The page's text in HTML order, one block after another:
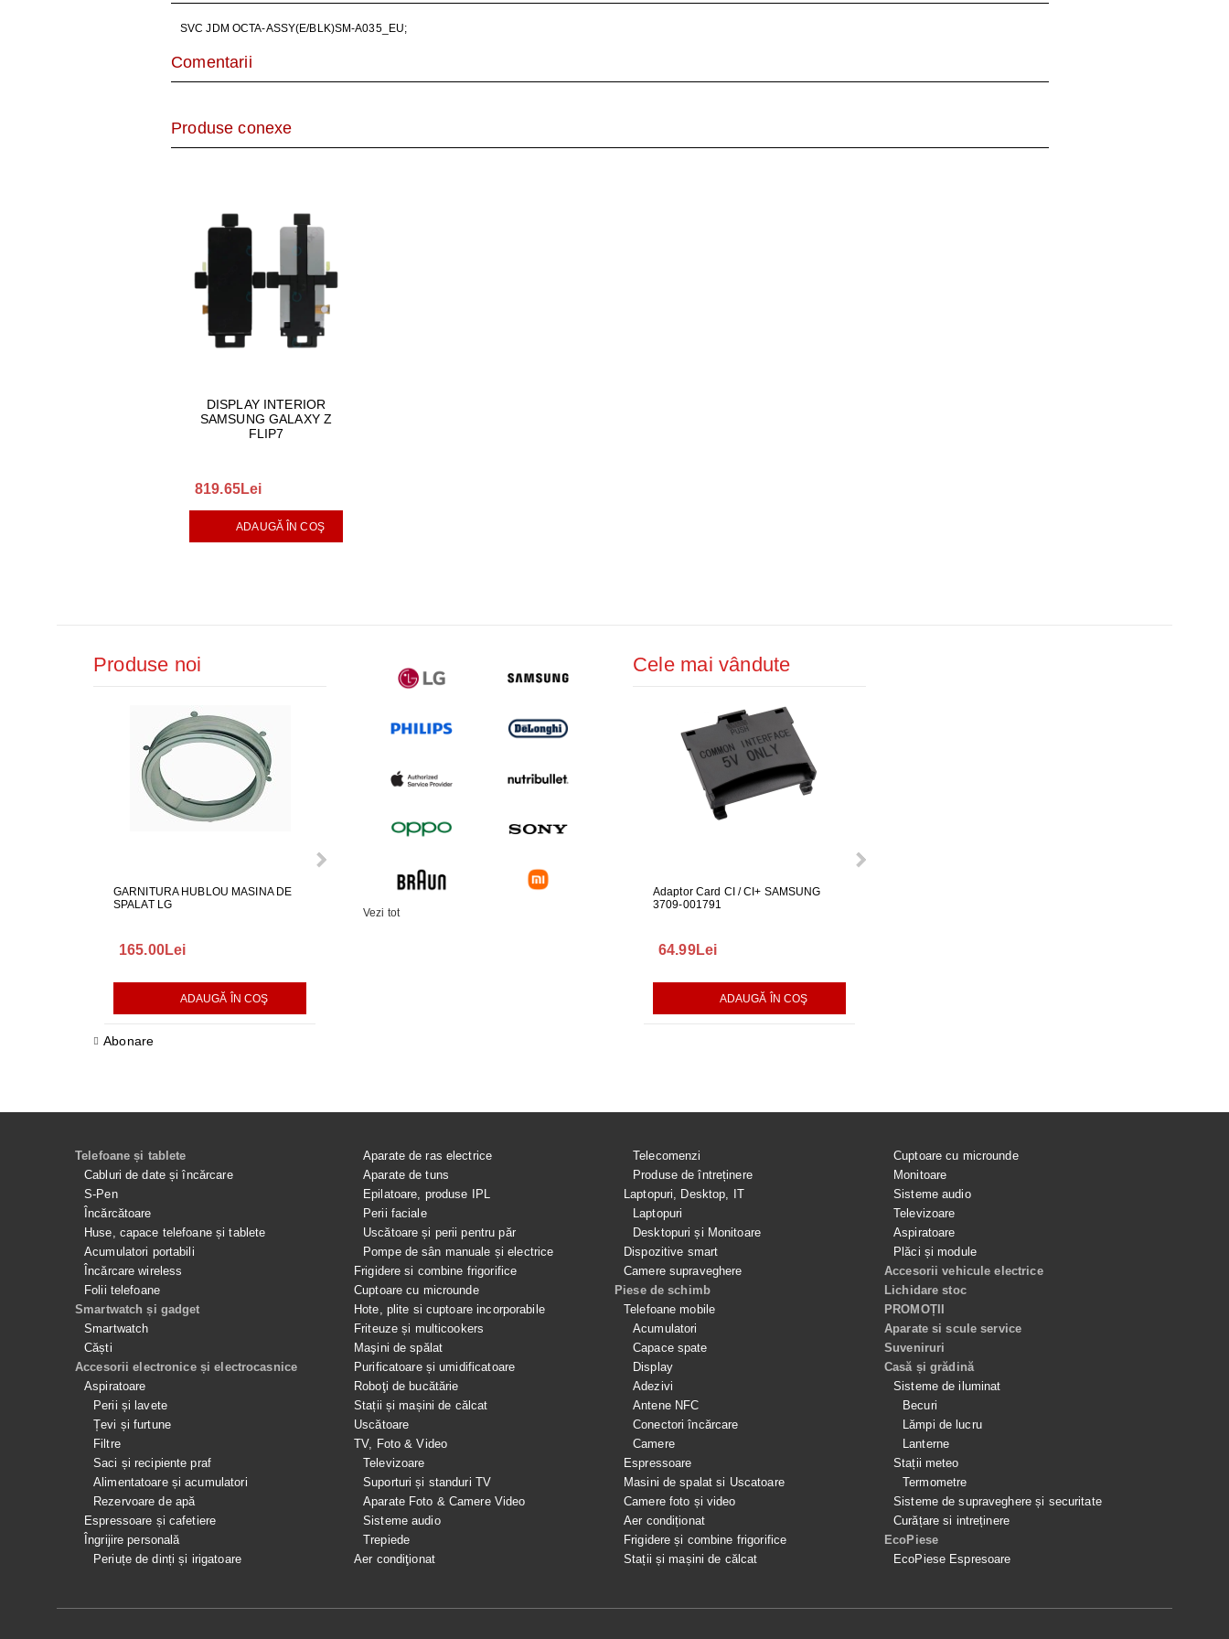
DISPOZITIVE SMART
SVC JDM OCTA-ASSY(E/BLK)SM-A035_EU;
Comentarii
Produse conexe
DISPLAY INTERIOR
SAMSUNG GALAXY Z
FLIP7
819.65Lei
ADAUGĂ ÎN COŞ
Produse noi
GARNITURA HUBLOU MASINA DE
SPALAT LG
165.00Lei
ADAUGĂ ÎN COŞ
GARNITURA HUBLOU MASINA DE
DUZA PICURATOR CP0446/01
PENTRU PHILIPS HR1922
Abonare
Vezi tot
Cele mai vândute
Adaptor Card CI / CI+ SAMSUNG
3709-001791
64.99Lei
ADAUGĂ ÎN COŞ
Telefoane și tablete
Cabluri de date și încărcare
S-Pen
Încărcătoare
Huse, capace telefoane și tablete
Acumulatori portabili
Încărcare wireless
Folii telefoane
Smartwatch și gadget
Smartwatch
Căști
Accesorii electronice și electrocasnice
Aspiratoare
Perii și lavete
Țevi și furtune
Filtre
Saci și recipiente praf
Alimentatoare și acumulatori
Rezervoare de apă
Espressoare și cafetiere
Îngrijire personală
Periuțe de dinți și irigatoare
Aparate de ras electrice
Aparate de tuns
Epilatoare, produse IPL
Perii faciale
Uscătoare și perii pentru păr
Pompe de sân manuale și electrice
Frigidere si combine frigorifice
Cuptoare cu microunde
Hote, plite si cuptoare incorporabile
Friteuze și multicookers
Maşini de spălat
Purificatoare și umidificatoare
Roboţi de bucătărie
Stații și mașini de călcat
Uscătoare
TV, Foto & Video
Televizoare
Suporturi și standuri TV
Aparate Foto & Camere Video
Sisteme audio
Trepiede
Aer condiţionat
Telecomenzi
Produse de întreținere
Laptopuri, Desktop, IT
Laptopuri
Desktopuri și Monitoare
Dispozitive smart
Camere supraveghere
Piese de schimb
Telefoane mobile
Acumulatori
Capace spate
Display
Adezivi
Antene NFC
Conectori încărcare
Camere
Espressoare
Masini de spalat si Uscatoare
Camere foto și video
Aer condiționat
Frigidere și combine frigorifice
Stații și mașini de călcat
Cuptoare cu microunde
Monitoare
Sisteme audio
Televizoare
Aspiratoare
Plăci și module
Accesorii vehicule electrice
Lichidare stoc
PROMOȚII
Aparate si scule service
Suveniruri
Casă și grădină
Sisteme de iluminat
Becuri
Lămpi de lucru
Lanterne
Stații meteo
Termometre
Sisteme de supraveghere și securitate
Curățare si intreținere
EcoPiese
EcoPiese Espresoare